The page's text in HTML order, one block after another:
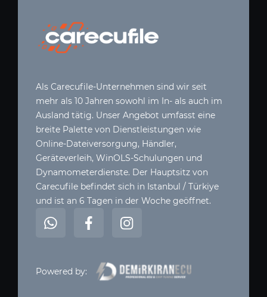
Als Carecufile-Unternehmen sind wir seit
mehr als 10 Jahren sowohl im In- als auch im
Ausland tätig. Unser Angebot umfasst eine
breite Palette von Dienstleistungen wie
Online-Dateiversorgung, Händler,
Geräteverleih, WinOLS-Schulungen und
Dynamometerdienste. Der Hauptsitz von
Carecufile befindet sich in Istanbul / Türkiye
und ist an 6 Tagen in der Woche geöffnet.
Powered by: